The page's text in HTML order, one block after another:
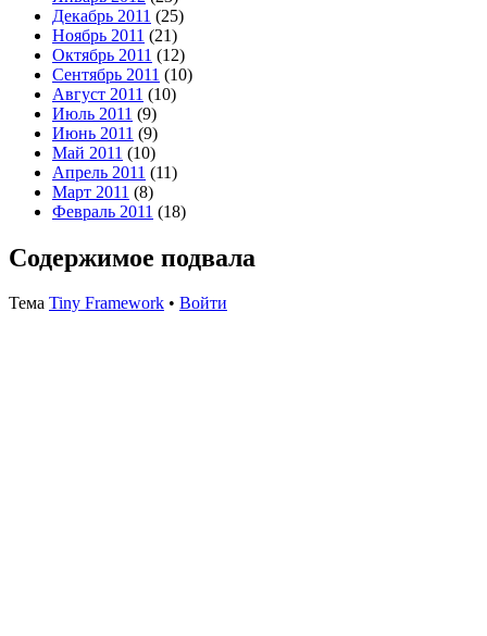
Декабрь 2011 (25)
Ноябрь 2011 (21)
Октябрь 2011 (12)
Сентябрь 2011 (10)
Август 2011 (10)
Июль 2011 (9)
Июнь 2011 (9)
Май 2011 (10)
Апрель 2011 (11)
Март 2011 (8)
Февраль 2011 (18)
Содержимое подвала
Тема Tiny Framework • Войти